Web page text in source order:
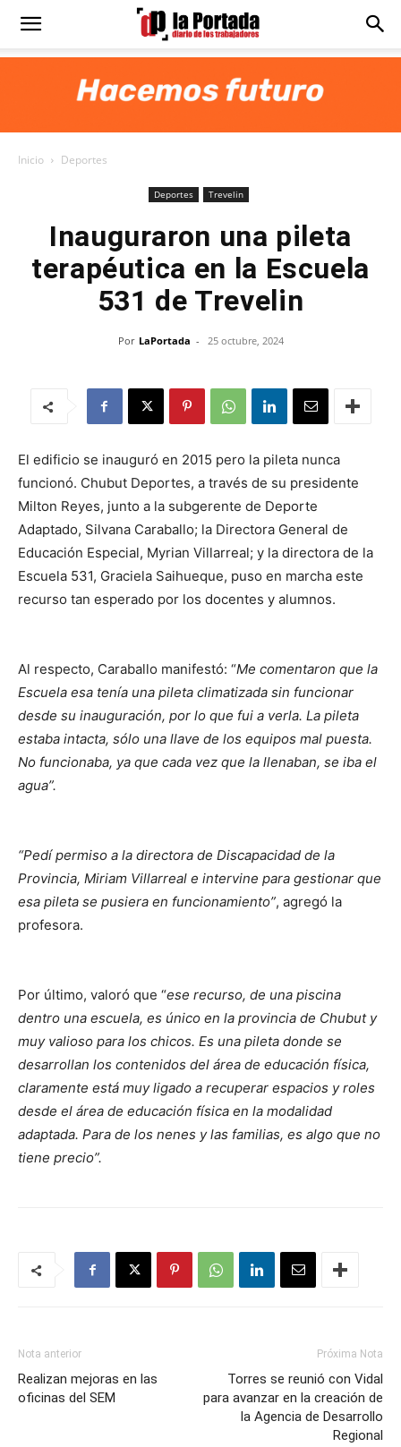
Diario
Inicio Deportes
Deportes Trevelin
Inauguraron una pileta
terapéutica en la Escuela
531 de Trevelin
Por LaPortada - 25 octubre, 2024
El edificio se inauguró en 2015 pero la pileta nunca
funcionó. Chubut Deportes, a través de su presidente
Milton Reyes, junto a la subgerente de Deporte
Adaptado, Silvana Caraballo; la Directora General de
Educación Especial, Myrian Villarreal; y la directora de la
Escuela 531, Graciela Saihueque, puso en marcha este
recurso tan esperado por los docentes y alumnos.
Al respecto, Caraballo manifestó: “Me comentaron que la
Escuela esa tenía una pileta climatizada sin funcionar
desde su inauguración, por lo que fui a verla. La pileta
estaba intacta, sólo una llave de los equipos mal puesta.
No funcionaba, ya que cada vez que la llenaban, se iba el
agua”.
“Pedí permiso a la directora de Discapacidad de la
Provincia, Miriam Villarreal e intervine para gestionar que
esa pileta se pusiera en funcionamiento”, agregó la
profesora.
Por último, valoró que “ese recurso, de una piscina
dentro una escuela, es único en la provincia de Chubut y
muy valioso para los chicos. Es una pileta donde se
desarrollan los contenidos del área de educación física,
claramente está muy ligado a recuperar espacios y roles
desde el área de educación física en la modalidad
adaptada. Para de los nenes y las familias, es algo que no
tiene precio”.
Nota anterior
Realizan mejoras en las
oficinas del SEM
Próxima Nota
Torres se reunió con Vidal
para avanzar en la creación de
la Agencia de Desarrollo
Regional